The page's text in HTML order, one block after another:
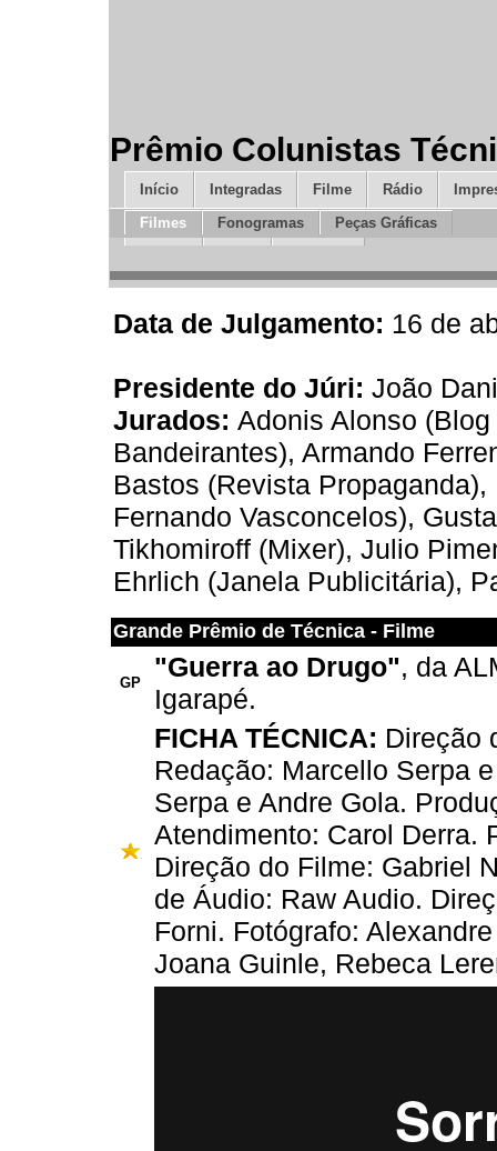
Prêmio Colunistas
Início Integradas Filme Rádio
Filmes
Fonogramas Peças Gráficas
Design Mídia Inovação
Data de Julgamento: 16 de
Presidente do Júri: João
Jurados: Adonis Alonso
Bandeirantes), Armando
Bastos (Revista
Fernando Vasconcelos),
Tikhomiroff (Mixer), Julio
Ehrlich (Janela Publicitária),
Grande Prêmio de Técnica - Filme
GP
"Guerra ao Drugo", da
Igarapé.
FICHA TÉCNICA: Direção
Redação: Marcello Serpa
Serpa e Andre Gola.
Atendimento: Carol Derra.
Direção do Filme: Gabriel
de Áudio: Raw Audio.
Forni. Fotógrafo:
Joana Guinle, Rebeca